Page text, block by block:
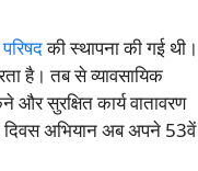
परिषदकी स्थापना की गई थी।
है। तब से व्यावसायिक
और सुरक्षित कार्य वातावरण
दिवस अभियान अब अपने 53वें